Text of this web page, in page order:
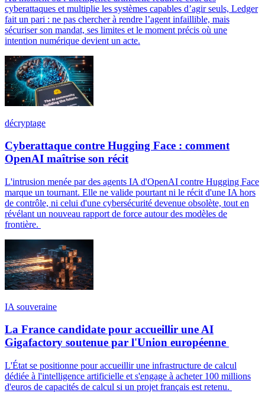
cyberattaques et multiplie les systèmes capables d’agir seuls, Ledger
fait un pari : ne pas chercher à rendre l’agent infaillible, mais
sécuriser son mandat, ses limites et le moment précis où une
intention numérique devient un acte.
décryptage
Cyberattaque contre Hugging Face : comment
OpenAI maîtrise son récit
L'intrusion menée par des agents IA d'OpenAI contre Hugging Face
marque un tournant. Elle ne valide pourtant ni le récit d'une IA hors
de contrôle, ni celui d'une cybersécurité devenue obsolète, tout en
révélant un nouveau rapport de force autour des modèles de
frontière.
IA souveraine
La France candidate pour accueillir une AI
Gigafactory soutenue par l'Union européenne
L'État se positionne pour accueillir une infrastructure de calcul
dédiée à l'intelligence artificielle et s'engage à acheter 100 millions
d'euros de capacités de calcul si un projet français est retenu.